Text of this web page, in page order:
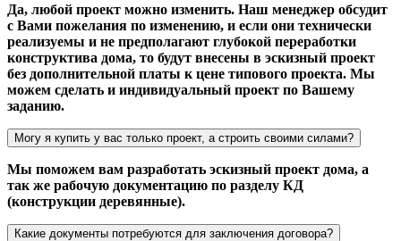
Да, любой проект можно изменить. Наш менеджер обсудит
с Вами пожелания по изменению, и если они технически
реализуемы и не предполагают глубокой переработки
конструктива дома, то будут внесены в эскизный проект
без дополнительной платы к цене типового проекта. Мы
можем сделать и индивидуальный проект по Вашему
заданию.
Могу я купить у вас только проект, а строить своими силами?
Мы поможем вам разработать эскизный проект дома, а
так же рабочую документацию по разделу КД
(конструкции деревянные).
Какие документы потребуются для заключения договора?